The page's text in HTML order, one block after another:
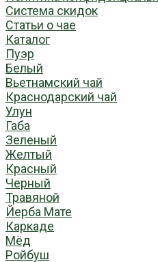
Система скидок
Статьи о чае
Каталог
Пуэр
Белый
Вьетнамский чай
Краснодарский чай
Улун
Габа
Зеленый
Желтый
Красный
Черный
Травяной
Йерба Мате
Каркаде
Мёд
Ройбуш